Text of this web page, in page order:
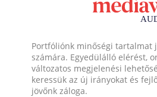
Portfóliónk minőségi tartalmat
számára. Egyedülálló elérést,
változatos megjelenési
keressük az új irányokat és
jövőnk záloga.